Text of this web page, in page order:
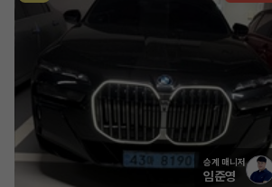
승계 매니저
임준영